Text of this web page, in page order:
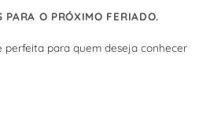
PARA O PRÓXIMO FERIADO.
para quem deseja conhecer